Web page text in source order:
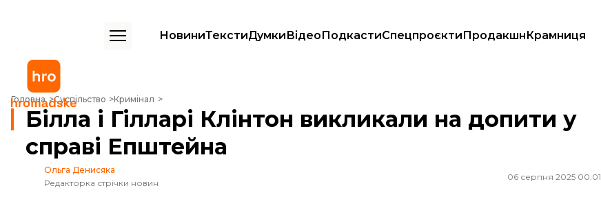
НовиниТекстиДумкиВідеоПодкастиСпецпроєктиПродакшнКрамниця
Головна Суспільство Кримінал
Білла і Гілларі Клінтон викликали на допити у справі Епштейна
Білла і Гілларі Клінтон викликали на допити у
справі Епштейна
Ольга Денисяка
Редакторка стрічки новин
06 серпня 2025 00:01